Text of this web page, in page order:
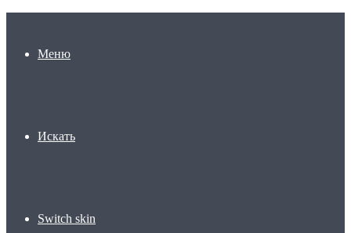
Меню
Искать
Switch skin